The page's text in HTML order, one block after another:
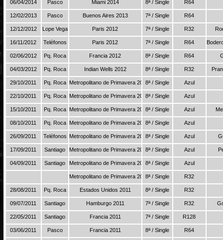
06/04/2014 Pasco Miami 2014 8ª / Single R64
12/02/2013 Pasco Buenos Aires 2013 7ª / Single R64
12/12/2012 Lope Vega Paris 2012 7ª / Single R32
16/11/2012 Teléfonos Paris 2012 7ª / Single R64
02/06/2012 Pq. Roca Francia 2012 8ª / Single R64
04/03/2012 Pq. Roca Indian Wells 2012 8ª / Single R32
29/10/2011 Pq. Roca Metropolitano de Primavera 20118ª / Single Azul
22/10/2011 Pq. Roca Metropolitano de Primavera 20118ª / Single Azul
15/10/2011 Pq. Roca Metropolitano de Primavera 20118ª / Single Azul
08/10/2011 Pq. Roca Metropolitano de Primavera 20118ª / Single Azul
26/09/2011 Teléfonos Metropolitano de Primavera 20118ª / Single Azul
17/09/2011 Santiago Metropolitano de Primavera 20118ª / Single Azul
04/09/2011 Santiago Metropolitano de Primavera 20118ª / Single Azul
Metropolitano de Primavera 20118ª / Single R32
28/08/2011 Pq. Roca Estados Unidos 2011 8ª / Single R32
09/07/2011 Santiago Hamburgo 2011 7ª / Single R32
22/05/2011 Santiago Francia 2011 7ª / Single R128
03/06/2011 Pasco Francia 2011 8ª / Single R64